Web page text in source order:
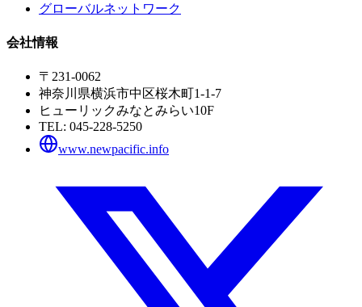
グローバルネットワーク
会社情報
〒231-0062
神奈川県横浜市中区桜木町1-1-7
ヒューリックみなとみらい10F
TEL: 045-228-5250
www.newpacific.info